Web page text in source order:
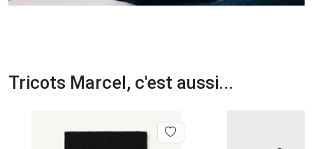
Tricots Marcel, c'est aussi...